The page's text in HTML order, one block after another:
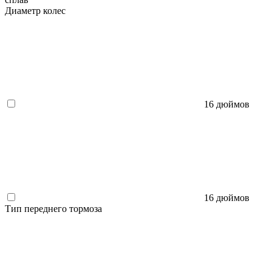
Диаметр колес
16 дюймов
16 дюймов
Тип переднего тормоза